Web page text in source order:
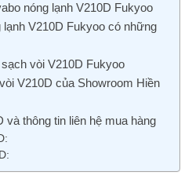
nóng lạnh V210D Fukyoo
V210D Fukyoo có những
vòi V210D Fukyoo
V210D của Showroom Hiền
thông tin liên hệ mua hàng